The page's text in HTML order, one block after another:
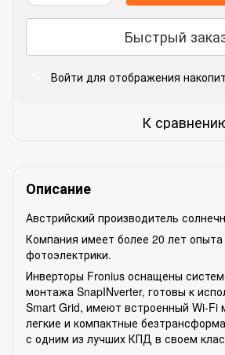
Быстрый
Войти для отображения
К
Описание
Австрийский производитель
Компания имеет более 20 лет
фотоэлектрики.
Инверторы Fronius оснащены
монтажа SnapINverter, готовы к
Smart Grid, имеют встроенный Wi-Fi
легкие и компактные
с одним из лучших КПД в своем